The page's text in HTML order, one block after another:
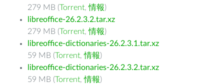
279 MB (Torrent,情報)
libreoffice-26.2.3.2.tar.xz
279 MB (Torrent,情報)
libreoffice-dictionaries-26.2.3.1.tar.xz
59 MB (Torrent,情報)
libreoffice-dictionaries-26.2.3.2.tar.xz
59 MB (Torrent,情報)